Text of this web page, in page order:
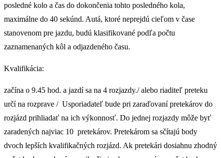
posledné kolo a čas do dokončenia tohto posledného kola,
maximálne do 40 sekúnd. Autá, ktoré neprejdú cieľom v čase
stanovenom pre jazdu, budú klasifikované podľa počtu
zaznamenaných kôl a odjazdeného času.
Kvalifikácia:
začína o 9.45 hod. a jazdí sa na 4 rozjazdy./ alebo riaditeľ preteku
určí na rozprave / Usporiadateľ bude pri zaraďovaní pretekárov do
rozjázd prihliadať na ich výkonnosť. Do jednej rozjazdy môže byť
zaradených najviac 10 pretekárov. Pretekárom sa sčítajú body
dvoch lepších kvalifikačných rozjázd. Ak pretekári dosiahnu zhodný